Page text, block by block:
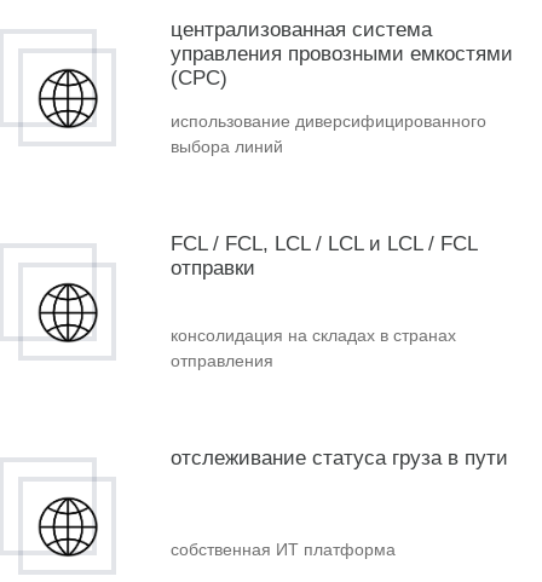
централизованная система
управления провозными емкостями
(CPC)
использование диверсифицированного
выбора линий
FCL / FCL, LCL / LCL и LCL / FCL
отправки
консолидация на складах в странах
отправления
отслеживание статуса груза в пути
собственная ИТ платформа